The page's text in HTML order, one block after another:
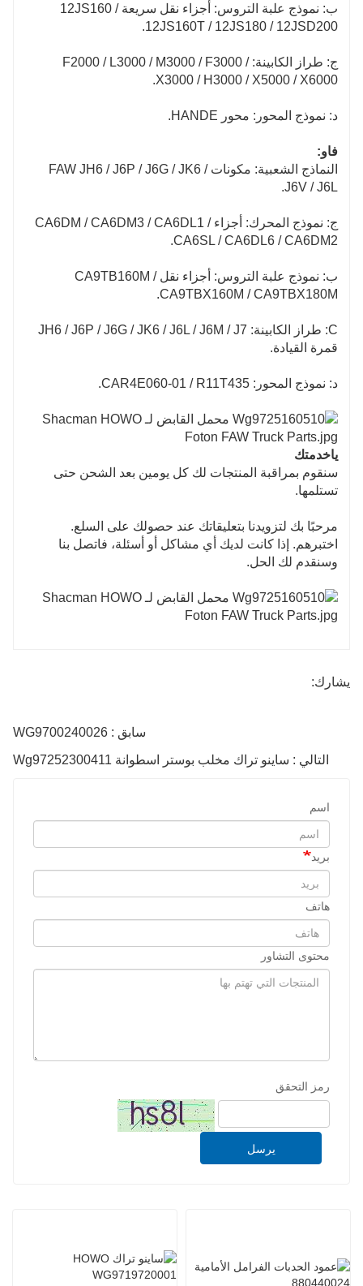
ب: نموذج علبة التروس: أجزاء نقل سريعة 12JS160 /
12JS160T / 12JS180 / 12JSD200.
ج: طراز الكابينة: F2000 / L3000 / M3000 / F3000 /
X3000 / H3000 / X5000 / X6000.
د: نموذج المحور: محور HANDE.
فاو:
النماذج الشعبية: مكونات FAW JH6 / J6P / J6G / JK6 /
J6V / J6L.
ج: نموذج المحرك: أجزاء CA6DM / CA6DM3 / CA6DL1 /
CA6SL / CA6DL6 / CA6DM2.
ب: نموذج علبة التروس: أجزاء نقل CA9TB160M /
CA9TBX160M / CA9TBX180M.
C: طراز الكابينة: JH6 / J6P / J6G / JK6 / J6L / J6M / J7
قمرة القيادة.
د: نموذج المحور: CAR4E060-01 / R11T435 .
ياخدمتك
سنقوم بمراقبة المنتجات لك كل يومين بعد الشحن حتى
تستلمها.
مرحبًا بك لتزويدنا بتعليقاتك عند حصولك على السلع.
اختبرهم. إذا كانت لديك أي مشاكل أو أسئلة، فاتصل بنا
وسنقدم لك الحل.
يشارك:
سابق : WG9700240026
التالي : ساينو تراك مخلب بوستر اسطوانة Wg97252300411
اسم
بريد
هاتف
محتوى التشاور
رمز التحقق
يرسل